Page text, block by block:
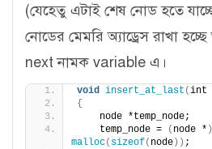
(যেহেতু এটাই শেষ নোড হতে
নোডের মেমরি অ্যাড্রেস রাখা
next নামক variable এ।
void insert_at_last (int
{
    node *temp_node;
    temp_node =
( node * )
malloc( sizeof( node )) ;